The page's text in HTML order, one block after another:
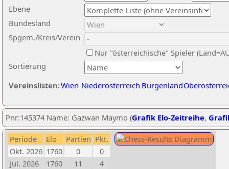
Ebene
Sortierung
Bundesland
Spgem./Kreis/Verein
Nur "österreichische" Spieler
Vereinslisten:Wien Niederösterreich Burgenland
Pnr:145374 Name: Gazwan Maymo (Grafik Elo-Zeitreihe,
Periode Elo Partien Pkt.
Okt. 2026 1760 0
0
Jul. 2026
1760 11
4